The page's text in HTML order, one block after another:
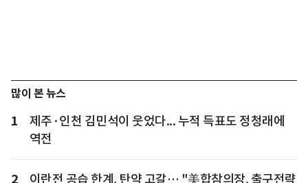
많이 본 뉴스
1
제주·인천 김민석이 웃었다... 누적 득표도 정청래에
역전
2
이란전 공습 한계, 탄약 고갈… "美합참의장, 출구전략